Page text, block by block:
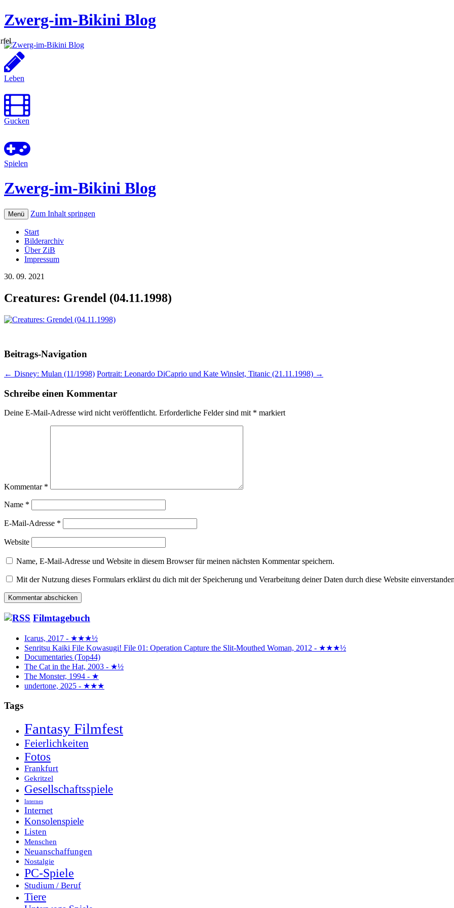
Zwerg-im-Bikini Blog
Leben
Gucken
Spielen
Zwerg-im-Bikini Blog
Menü Zum Inhalt springen
Start
Bilderarchiv
Über ZiB
Impressum
30. 09. 2021
Creatures: Grendel (04.11.1998)
Beitrags-Navigation
← Disney: Mulan (11/1998) Portrait: Leonardo DiCaprio und Kate Winslet, Titanic (21.11.1998) →
Schreibe einen Kommentar
Deine E-Mail-Adresse wird nicht veröffentlicht. Erforderliche Felder sind mit * markiert
Kommentar *
Name *
E-Mail-Adresse *
Website
Name, E-Mail-Adresse und Website in diesem Browser für meinen nächsten Kommentar speichern.
Mit der Nutzung dieses Formulars erklärst du dich mit der Speicherung und Verarbeitung deiner Daten durch diese Website
Filmtagebuch
Icarus, 2017 - ★★★½
Senritsu Kaiki File Kowasugi! File 01: Operation Capture the Slit-Mouthed Woman, 2012 - ★★★½
Documentaries (Top44)
The Cat in the Hat, 2003 - ★½
The Monster, 1994 - ★
undertone, 2025 - ★★★
Tags
Fantasy Filmfest
Feierlichkeiten
Fotos
Frankfurt
Gekritzel
Gesellschaftsspiele
Internes
Internet
Konsolenspiele
Listen
Menschen
Neuanschaffungen
Nostalgie
PC-Spiele
Studium / Beruf
Tiere